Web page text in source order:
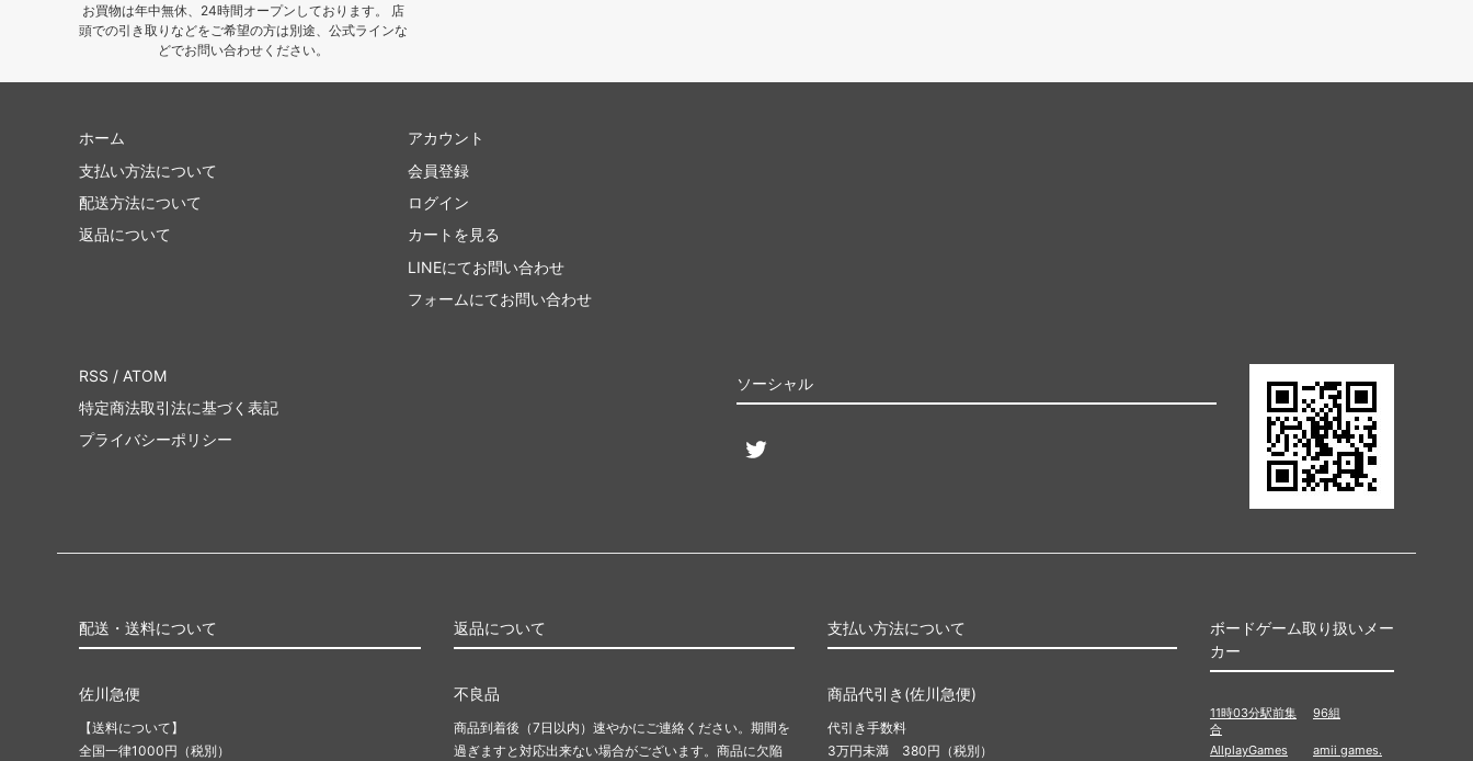
お買物は年中無休、24時間オープンしております。 店
頭での引き取りなどをご希望の方は別途、公式ラインな
どでお問い合わせください。
ホーム
支払い方法について
配送方法について
返品について
アカウント
会員登録
ログイン
カートを見る
LINEにてお問い合わせ
フォームにてお問い合わせ
ソーシャル
RSS / ATOM
特定商法取引法に基づく表記
プライバシーポリシー
配送・送料について
佐川急便
【送料について】
全国一律1000円（税別）
返品について
不良品
商品到着後（7日以内）速やかにご連絡ください。期間を
過ぎますと対応出来ない場合がございます。商品に欠陥
支払い方法について
商品代引き(佐川急便)
代引き手数料
3万円未満 380円（税別）
ボードゲーム取り扱いメー
カー
11時03分駅前集
合
96組
AllplayGames
amii games.